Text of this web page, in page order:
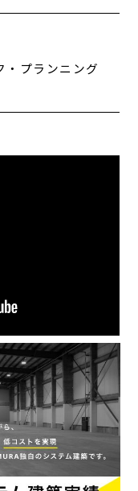
・プランニング